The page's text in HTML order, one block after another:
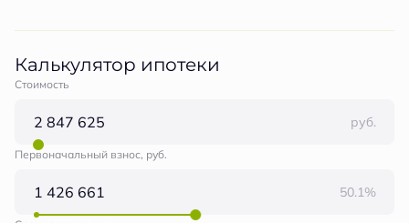
Калькулятор ипотеки
Стоимость
руб.
Первоначальный взнос, руб.
50.1%